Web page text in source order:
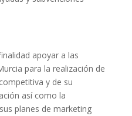
apoyar a las
para la realización de
y de su
así como la
planes de marketing